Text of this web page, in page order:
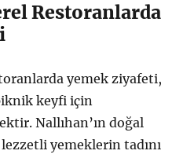
Restoranlarda
yemek ziyafeti,
keyfi için
Nallıhan’ın doğal
yemeklerin tadını